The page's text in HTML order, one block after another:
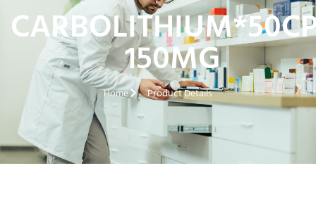
150MG
Home Product Details